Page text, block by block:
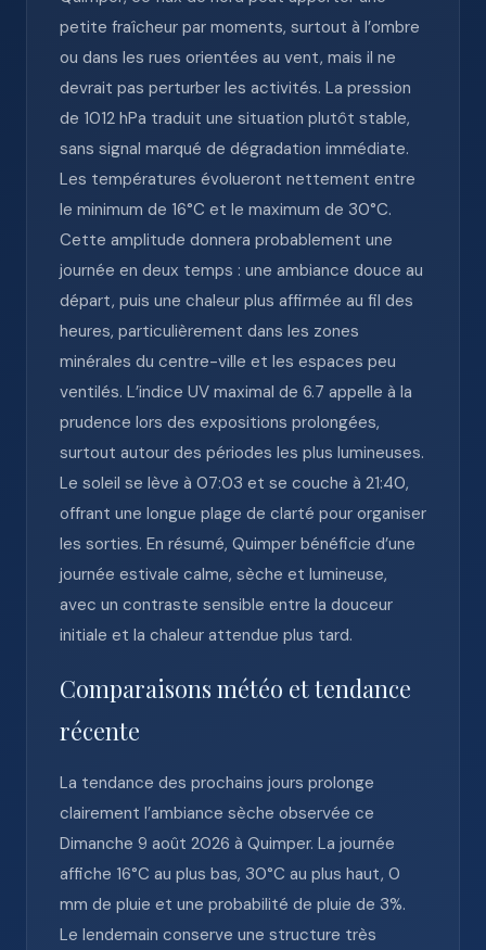
petite fraîcheur par moments, surtout à l’ombre
ou dans les rues orientées au vent, mais il ne
devrait pas perturber les activités. La pression
de 1012 hPa traduit une situation plutôt stable,
sans signal marqué de dégradation immédiate.
Les températures évolueront nettement entre
le minimum de 16°C et le maximum de 30°C.
Cette amplitude donnera probablement une
journée en deux temps : une ambiance douce au
départ, puis une chaleur plus affirmée au fil des
heures, particulièrement dans les zones
minérales du centre-ville et les espaces peu
ventilés. L’indice UV maximal de 6.7 appelle à la
prudence lors des expositions prolongées,
surtout autour des périodes les plus lumineuses.
Le soleil se lève à 07:03 et se couche à 21:40,
offrant une longue plage de clarté pour organiser
les sorties. En résumé, Quimper bénéficie d’une
journée estivale calme, sèche et lumineuse,
avec un contraste sensible entre la douceur
initiale et la chaleur attendue plus tard.
Comparaisons météo et tendance
récente
La tendance des prochains jours prolonge
clairement l’ambiance sèche observée ce
Dimanche 9 août 2026 à Quimper. La journée
affiche 16°C au plus bas, 30°C au plus haut, 0
mm de pluie et une probabilité de pluie de 3%.
Le lendemain conserve une structure très